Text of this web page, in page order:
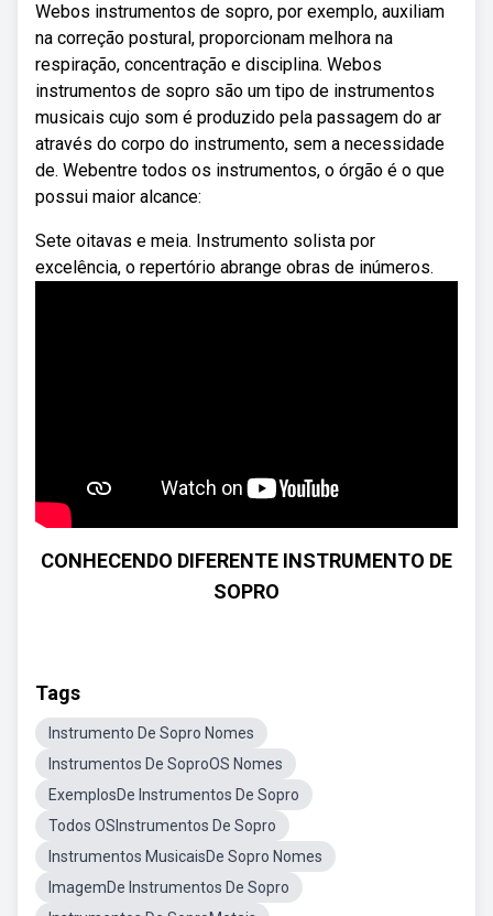
Webos instrumentos de sopro, por exemplo, auxiliam
na correção postural, proporcionam melhora na
respiração, concentração e disciplina. Webos
instrumentos de sopro são um tipo de instrumentos
musicais cujo som é produzido pela passagem do ar
através do corpo do instrumento, sem a necessidade
de. Webentre todos os instrumentos, o órgão é o que
possui maior alcance:
Sete oitavas e meia. Instrumento solista por
excelência, o repertório abrange obras de inúmeros.
CONHECENDO DIFERENTE INSTRUMENTO DE
SOPRO
Tags
Instrumento De Sopro Nomes
Instrumentos De SoproOS Nomes
ExemplosDe Instrumentos De Sopro
Todos OSInstrumentos De Sopro
Instrumentos MusicaisDe Sopro Nomes
ImagemDe Instrumentos De Sopro